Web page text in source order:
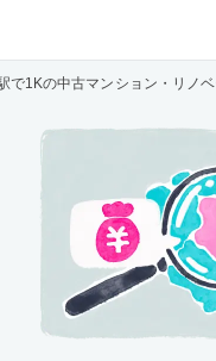
で1Kの中古マンション・リノ